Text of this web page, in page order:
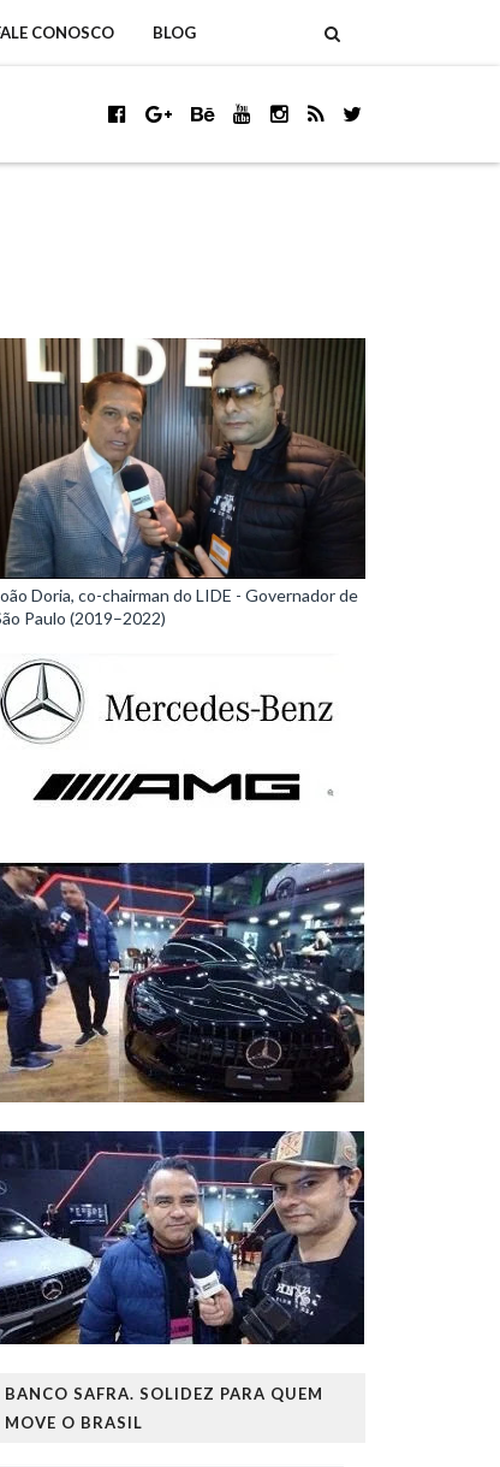
CONOSCO BLOG
Doria, co-chairman do LIDE - Governador de
Paulo (2019–2022)
BANCO SAFRA. SOLIDEZ PARA QUEM
MOVE O BRASIL